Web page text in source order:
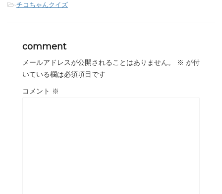
-チコちゃんクイズ
comment
メールアドレスが公開されることはありません。 ※ が付
いている欄は必須項目です
コメント ※